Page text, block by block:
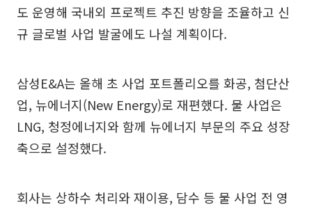
도 운영해 국내외 프로젝트 추진 방향을 조율하고 신
규 글로벌 사업 발굴에도 나설 계획이다.
삼성E&A는 올해 초 사업 포트폴리오를 화공, 첨단산
업, 뉴에너지(New Energy)로 재편했다. 물 사업은
LNG, 청정에너지와 함께 뉴에너지 부문의 주요 성장
축으로 설정했다.
회사는 상하수 처리와 재이용, 담수 등 물 사업 전 영